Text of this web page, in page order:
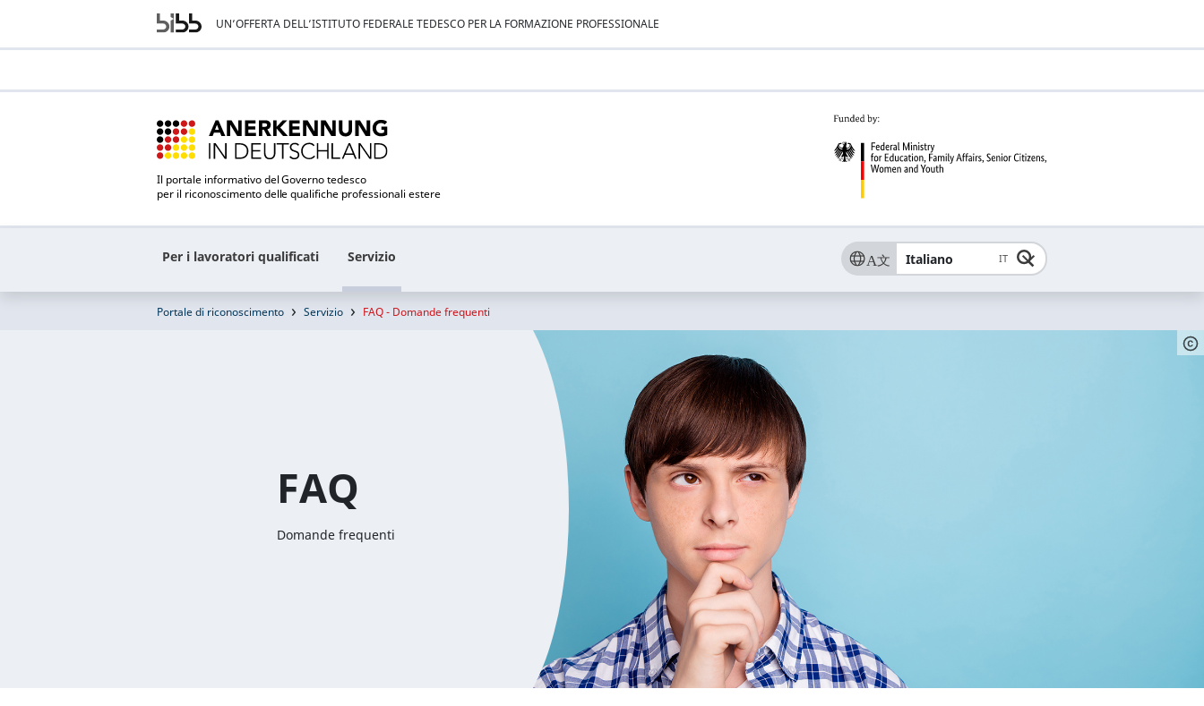
UN’OFFERTA DELL’ISTITUTO FEDERALE TEDESCO PER LA FORMAZIONE PROFESSIONALE
Il portale informativo del Governo tedesco
per il riconoscimento delle qualifiche professionali estere
Per i lavoratori qualificati Servizio Italiano IT
Portale di riconoscimento Servizio FAQ - Domande frequenti
FAQ
Domande frequenti